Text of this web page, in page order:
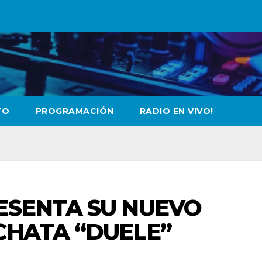
PROGRAMACIÓN RADIO EN VIVO!
SU NUEVO
“DUELE”